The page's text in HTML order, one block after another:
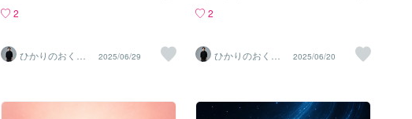
図です。この言葉が、あなたの現実に静
もあなたと共にあります。》
♪〜〜〜〜〜〜〜〜『ただ、在る』なに
くてただ、息をしてただ、ここに在るだ
けであなたは十分に光を放っている動け
は無理に何かにならなくていいただ、在
2
ひかりのおくり
て〜SinMa〜
2025/06/29
す。〜〜〜〜〜〜〜〜『光の在りか』生
小さな光は瞬いている答えは遠くにある
ようでいつもすぐそばにいた風に羽ばた
日もわたしはわたしを許し、ひとつの光
2
ひかりのおくり
て〜SinMa〜
2025/06/20